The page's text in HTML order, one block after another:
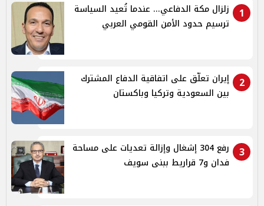
1
زلزال مكة الدفاعي... عندما تُعيد السياسة
ترسيم حدود الأمن القومي العربي
2
إيران تعلّق على اتفاقية الدفاع المشترك
بين السعودية وتركيا وباكستان
3
رفع 304 إشغال وإزالة تعديات على مساحة
فدان و7 قراريط ببنى سويف